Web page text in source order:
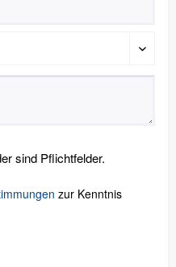
sind Pflichtfelder.
zur Kenntnis